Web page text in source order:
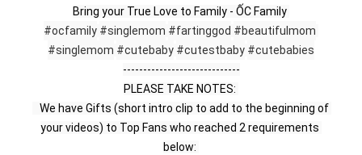
Bring your True Love to Family - ỐC Family
#ocfamily #singlemom #fartinggod #beautifulmom
#singlemom #cutebaby #cutestbaby #cutebabies
-----------------------------
PLEASE TAKE NOTES:
   We have Gifts (short intro clip to add to the beginning of
your videos) to Top Fans who reached 2 requirements
below: